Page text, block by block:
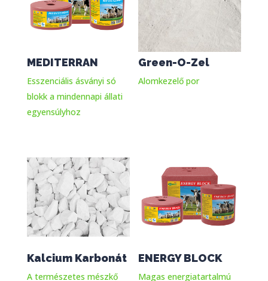
MEDITERRAN
Esszenciális ásványi só
blokk a mindennapi állati
egyensúlyhoz
Green-O-Zel
Alomkezelő por
Kalcium Karbonát
A természetes mészkő
ENERGY BLOCK
Magas energiatartalmú